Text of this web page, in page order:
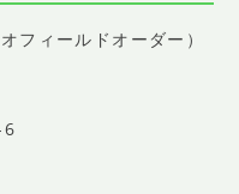
フィールドオーダー）
6